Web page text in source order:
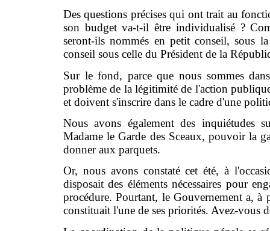
Des questions précises qui ont trait au
son budget va-t-il être individualisé ?
seront-ils nommés en petit conseil, sous
conseil sous celle du Président de la
Sur le fond, parce que nous sommes
problème de la légitimité de l'action
et doivent s'inscrire dans le cadre d'une
Nous avons également des inquiétudes
Madame le Garde des Sceaux, pouvoir la
donner aux parquets.
Or, nous avons constaté cet été, à
disposait des éléments nécessaires pour
procédure. Pourtant, le Gouvernement a, à
constituait l'une de ses priorités. Avez-vous